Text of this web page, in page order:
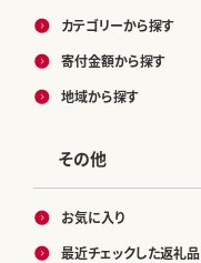
カテゴリーから探す
寄付金額から探す
地域から探す
その他
お気に入り
最近チェックした返礼品